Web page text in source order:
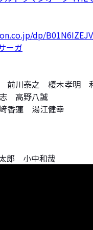
dp/
ーガ
川泰之 榎木孝明
高野八誠
香蓮 湯江健幸
郎 小中和哉